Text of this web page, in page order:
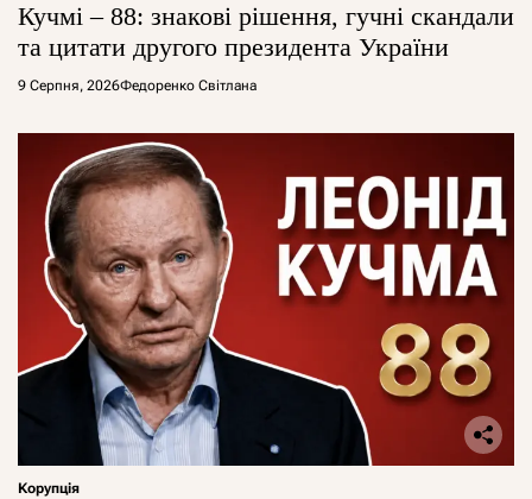
Кучмі – 88: знакові рішення, гучні скандали
та цитати другого президента України
9 Серпня, 2026Федоренко Світлана
Корупція